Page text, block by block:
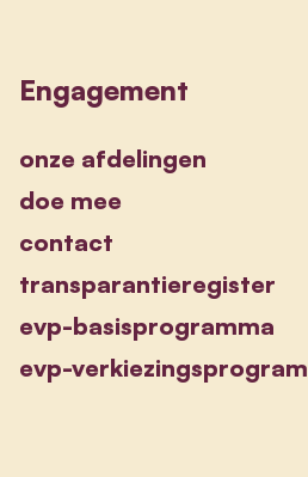
Engagement
onze afdelingen
doe mee
contact
transparantieregister
evp-basisprogramma
evp-